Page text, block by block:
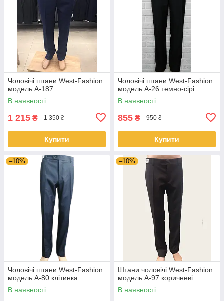
Чоловічі штани West-Fashion
модель A-187
В наявності
1 215 ₴ 1 350 ₴
Купити
Чоловічі штани West-Fashion
модель A-26 темно-сірі
В наявності
855 ₴ 950 ₴
Купити
–10%
Чоловічі штани West-Fashion
модель A-80 клітинка
В наявності
–10%
Штани чоловічі West-Fashion
модель А-97 коричневі
В наявності